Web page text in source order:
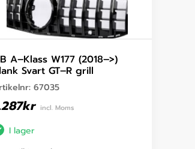
A–Klass W177 (2018–>)
Svart GT–R grill
67035
kr incl. Moms
I lager